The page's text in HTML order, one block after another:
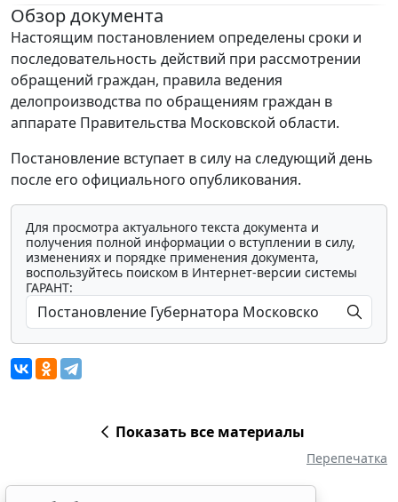
Обзор документа
Настоящим постановлением определены сроки и
последовательность действий при рассмотрении
обращений граждан, правила ведения
делопроизводства по обращениям граждан в
аппарате Правительства Московской области.
Постановление вступает в силу на следующий день
после его официального опубликования.
Для просмотра актуального текста документа и
получения полной информации о вступлении в силу,
изменениях и порядке применения документа,
воспользуйтесь поиском в Интернет-версии системы
ГАРАНТ:
Показать все материалы
Перепечатка